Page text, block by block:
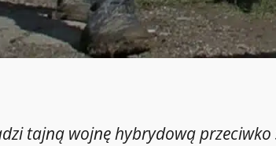
tajną wojnę hybrydową